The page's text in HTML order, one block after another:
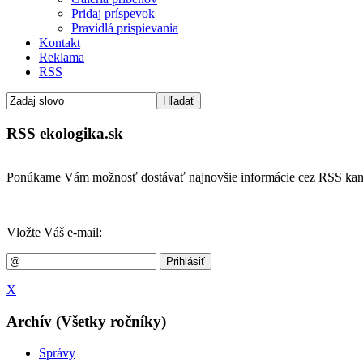
Pridaj príspevok
Pravidlá prispievania
Kontakt
Reklama
RSS
RSS ekologika.sk
Ponúkame Vám možnosť dostávať najnovšie informácie cez RSS
Vložte Váš e-mail:
X
Archív (Všetky ročníky)
Správy